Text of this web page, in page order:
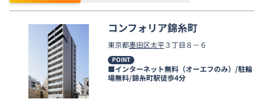
コンフォリア錦糸町
東京都墨田区太平３丁目８－６
POINT
■インターネット無料（オーエフのみ）/駐輪
場無料/錦糸町駅徒歩4分